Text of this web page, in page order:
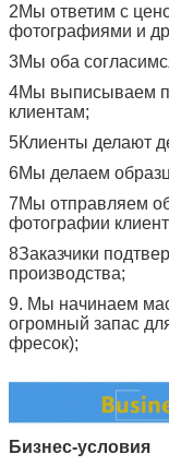
2Мы ответим с
фотографиями и
3Мы оба
4Мы выписываем
клиентам;
5Клиенты делают
6Мы делаем
7Мы отправляем
фотографии
8Заказчики
производства;
9. Мы начинаем
огромный запас
фресок);
Бизнес-условия